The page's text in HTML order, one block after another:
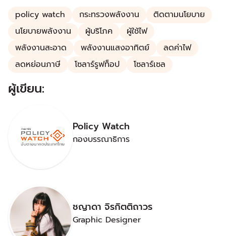
policy watch กระทรวงพลังงาน
ติดตามนโยบาย
นโยบายพลังงาน
ผู้บริโภค
ผู้ใช้ไฟ
พลังงานสะอาด
พลังงานแสงอาทิตย์
ลดค่าไฟ
ลดหย่อนภาษี
โซลาร์รูฟท็อป โซลาร์เซล
ผู้เขียน:
Policy Watch
กองบรรณาธิการ
ชญาดา จิรกิตติถาวร
Graphic Designer